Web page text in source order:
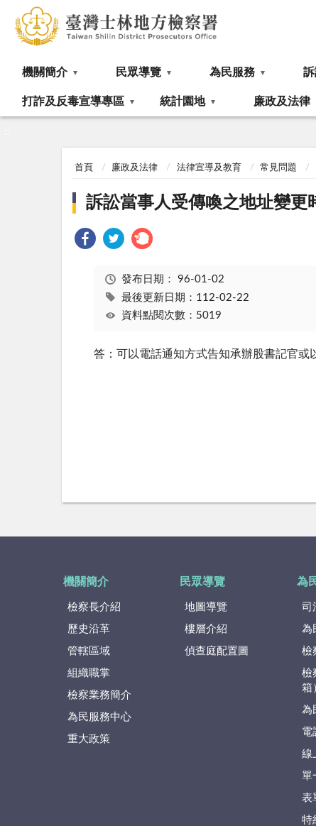
機關簡介 民眾導覽 為民服務
打詐及反毒宣導專區 統計園地 廉政及法律
首頁 廉政及法律 法律宣導及教育 常見問題
訴訟當事人受傳喚之地址變更
發布日期： 96-01-02
最後更新日期：112-02-22
資料點閱次數：5019
答：可以電話通知方式告知承辦股書記官或
機關簡介
檢察長介紹
歷史沿革
管轄區域
組織職掌
檢察業務簡介
為民服務中心
重大政策
民眾導覽
地圖導覽
樓層介紹
偵查庭配置圖
為
司
為
檢
檢
箱
為
電
線
單
表
特